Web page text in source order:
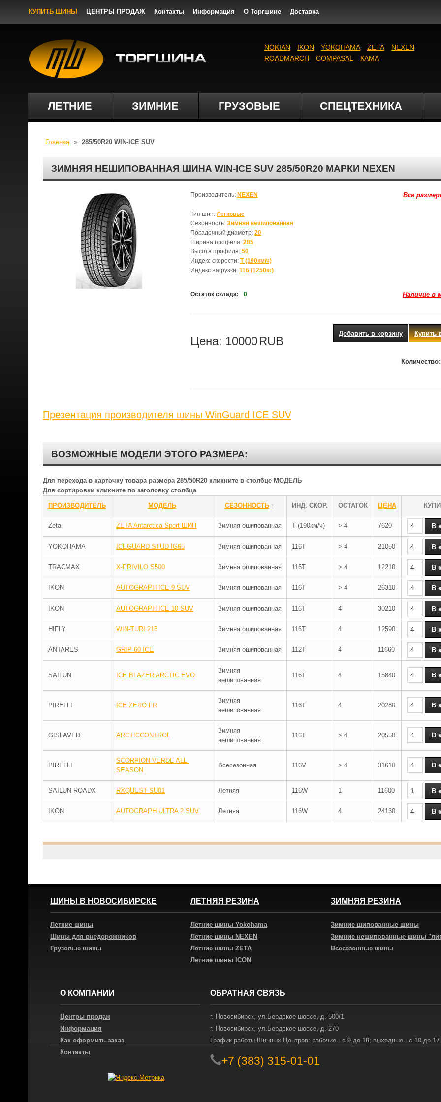
КУПИТЬ ШИНЫ ЦЕНТРЫ ПРОДАЖ Контакты Информация О Торгшине Доставка
ЛЕТНИЕ ЗИМНИЕ ГРУЗОВЫЕ СПЕЦТЕХНИКА
NOKIAN IKON YOKOHAMA ZETA
NEXEN
ROADMARCH
COMPASAL КАМА
Главная » 285/50R20 WIN-ICE SUV
ЗИМНЯЯ НЕШИПОВАННАЯ ШИНА WIN-ICE SUV 285/50R20 МАРКИ NEXEN
Все
Производитель: NEXEN
Тип шин: Легковые
Сезонность: Зимняя нешипованная
Посадочный диаметр: 20
Ширина профиля: 285
Высота профиля: 50
Индекс скорости: T (190км/ч)
Индекс нагрузки: 116 (1250кг)
Остаток склада: 0 Наличие в
Цена: 10000RUB
Купить
Добавить в корзину
Количество:
Презентация производителя шины WinGuard ICE SUV
ВОЗМОЖНЫЕ МОДЕЛИ ЭТОГО РАЗМЕРА:
Для перехода в карточку товара размера 285/50R20 кликните в столбце МОДЕЛЬ
Для сортировки кликните по заголовку столбца
ПРОИЗВОДИТЕЛЬ МОДЕЛЬ СЕЗОННОСТЬ ↑ ИНД. СКОР. ОСТАТОК ЦЕНА
Zeta ZETA Antarctica Sport ШИП Зимняя ошипованная T (190км/ч) > 4 7620
YOKOHAMA ICEGUARD STUD IG65 Зимняя ошипованная 116T > 4 21050
TRACMAX X-PRIVILO S500 Зимняя ошипованная 116T > 4 12210
IKON AUTOGRAPH ICE 9 SUV Зимняя ошипованная 116T > 4 26310
IKON AUTOGRAPH ICE 10 SUV Зимняя ошипованная 116T 4 30210
HIFLY WIN-TURI 215 Зимняя ошипованная 116T 4 12590
ANTARES GRIP 60 ICE Зимняя ошипованная 112T 4 11660
SAILUN ICE BLAZER ARCTIC EVO
Зимняя
нешипованная
116T 4 15840
PIRELLI ICE ZERO FR
Зимняя
нешипованная
116T 4 20280
GISLAVED ARCTICCONTROL
Зимняя
нешипованная
116T > 4 20550
PIRELLI
SCORPION VERDE ALL-
SEASON
Всесезонная 116V > 4 31610
SAILUN ROADX RXQUEST SU01 Летняя 116W 1 11600
IKON AUTOGRAPH ULTRA 2 SUV Летняя 116W 4 24130
ШИНЫ В НОВОСИБИРСКЕ
Летние шины
Шины для внедорожников
Грузовые шины
ЛЕТНЯЯ РЕЗИНА
Летние шины Yokohama
Летние шины NEXEN
Летние шины ZETA
Летние шины ICON
ЗИМНЯЯ РЕЗИНА
Зимние шипованные шины
Зимние нешипованные шины
Всесезонные шины
О КОМПАНИИ
Центры продаж
Информация
Как оформить заказ
Контакты
ОБРАТНАЯ СВЯЗЬ
г. Новосибирск, ул.Бердское шоссе, д. 500/1
г. Новосибирск, ул.Бердское шоссе, д. 270
График работы Шинных Центров: рабочие - с 9 до 19; выходные - с 10 до 17
+7 (383) 315-01-01